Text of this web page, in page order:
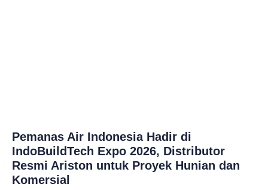
Pemanas Air Indonesia Hadir di
IndoBuildTech Expo 2026, Distributor
Resmi Ariston untuk Proyek Hunian dan
Komersial